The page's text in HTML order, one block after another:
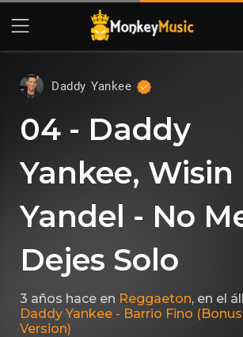
Daddy Yankee
04 - Daddy
Yankee, Wisin
Yandel - No
Dejes Solo
3 años hace en Reggaeton, en el
Daddy Yankee - Barrio Fino
Version)